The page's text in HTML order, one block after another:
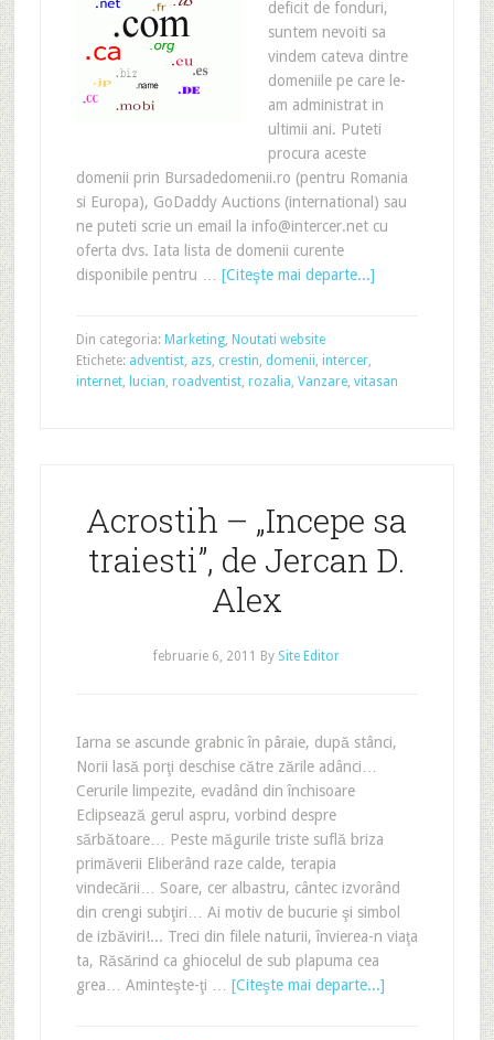
deficit de fonduri,
suntem nevoiti sa
vindem cateva dintre
domeniile pe care le-
am administrat in
ultimii ani. Puteti
procura aceste
domenii prin Bursadedomenii.ro (pentru Romania
si Europa), GoDaddy Auctions (international) sau
ne puteti scrie un email la info@intercer.net cu
oferta dvs. Iata lista de domenii curente
disponibile pentru … [Citeşte mai departe...]
Din categoria: Marketing, Noutati website
Etichete: adventist, azs, crestin, domenii, intercer,
internet, lucian, roadventist, rozalia, Vanzare, vitasan
Acrostih – „Incepe sa
traiesti”, de Jercan D.
Alex
februarie 6, 2011 By Site Editor
Iarna se ascunde grabnic în pâraie, după stânci,
Norii lasă porţi deschise către zările adânci…
Cerurile limpezite, evadând din închisoare
Eclipsează gerul aspru, vorbind despre
sărbătoare… Peste măgurile triste suflă briza
primăverii Eliberând raze calde, terapia
vindecării… Soare, cer albastru, cântec izvorând
din crengi subţiri… Ai motiv de bucurie şi simbol
de izbăviri!... Treci din filele naturii, învierea-n viaţa
ta, Răsărind ca ghiocelul de sub plapuma cea
grea… Aminteşte-ţi … [Citeşte mai departe...]